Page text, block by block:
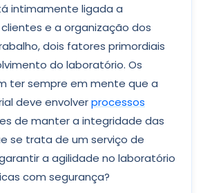
intimamente ligada a
e a organização dos
dois fatores primordiais
do laboratório. Os
ter sempre em mente que a
deve envolverprocessos
de manter a integridade das
se trata de um serviço de
a agilidade no laboratório
com segurança?